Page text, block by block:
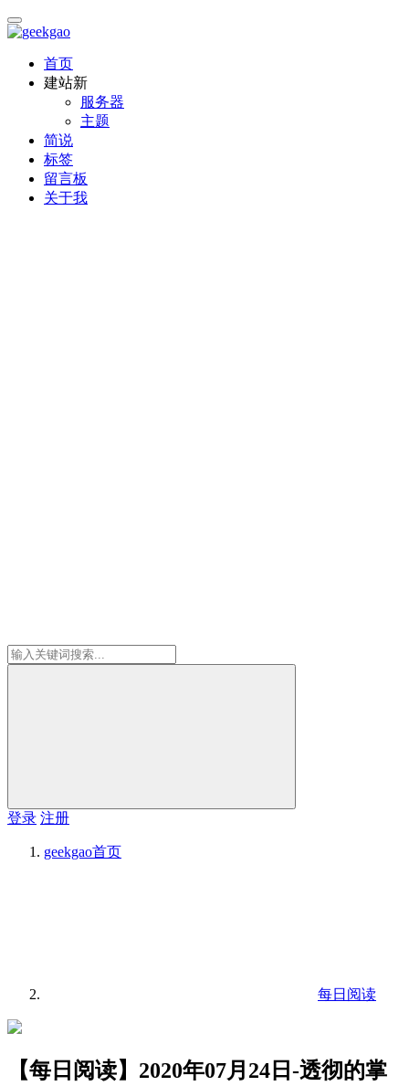
首页
建站新
服务器
主题
简说
标签
留言板
关于我
登录 注册
geekgao首页
每日阅读
【每日阅读】2020年07月24日-透彻的掌